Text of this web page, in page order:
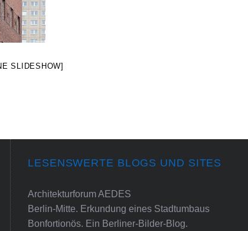
SLIDESHOW]
LESENSWERTE BLOGS UND SITES
Architekturforum AEDES
Berlin-Mitte. Erkundung eines Stadtumbaus
Bonfortionös. Ein Berliner-Bilder-Blog.